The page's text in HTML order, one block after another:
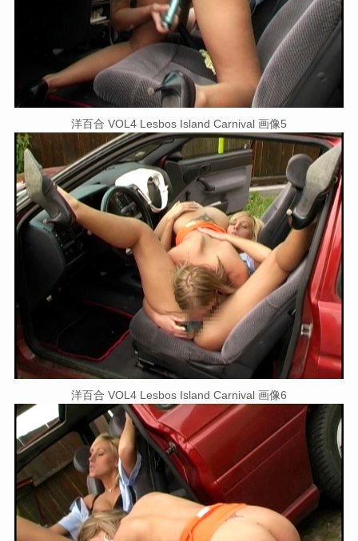
洋百合 VOL4 Lesbos Island Carnival 画像5
洋百合 VOL4 Lesbos Island Carnival 画像6